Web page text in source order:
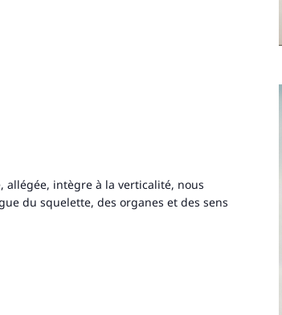
allégée, intègre à la verticalité, nous
du squelette, des organes et des sens